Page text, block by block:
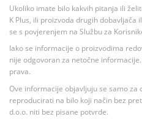
Ukoliko imate bilo kakvih pitanja ili
K Plus, ili proizvoda drugih
se s povjerenjem na Službu za
Iako se informacije o proizvodima
nije odgovoran za netočne
prava.
Ove informacije objavljuju se samo
reproducirati na bilo koji način bez
d.o.o. niti bez pisane potvrde.